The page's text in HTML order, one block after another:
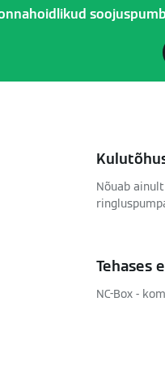
Nõuab
Tehases
NC-Box -